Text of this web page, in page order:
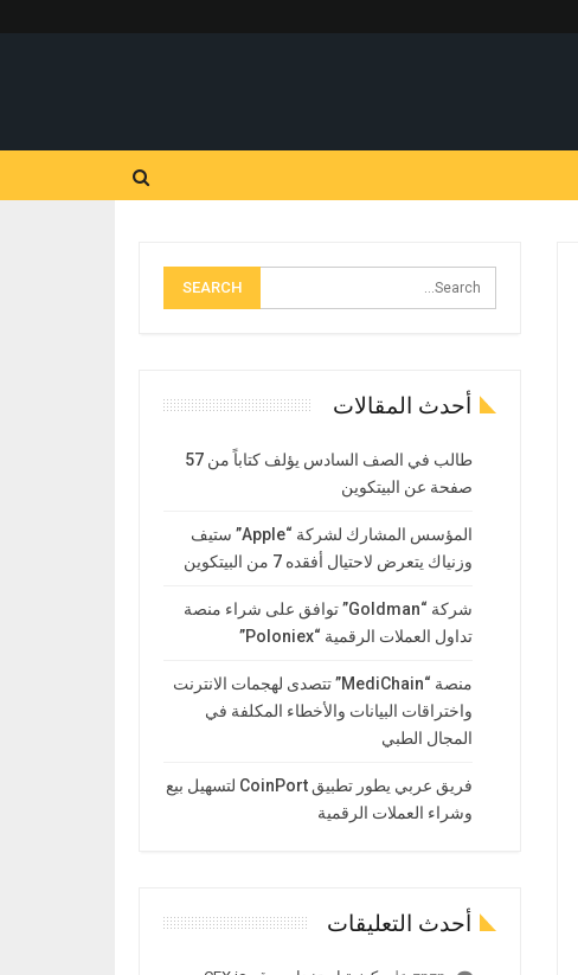
أحدث المقالات
طالب في الصف السادس يؤلف كتاباً من 57
صفحة عن البيتكوين
المؤسس المشارك لشركة “Apple” ستيف
وزنياك يتعرض لاحتيال أفقده 7 من البيتكوين
شركة “Goldman” توافق على شراء منصة
تداول العملات الرقمية “Poloniex”
منصة “MediChain” تتصدى لهجمات الانترنت
واختراقات البيانات والأخطاء المكلفة في
المجال الطبي
فريق عربي يطور تطبيق CoinPort لتسهيل بيع
وشراء العملات الرقمية
أحدث التعليقات